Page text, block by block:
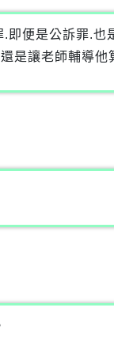
便是公訴罪.也
是讓老師輔導他